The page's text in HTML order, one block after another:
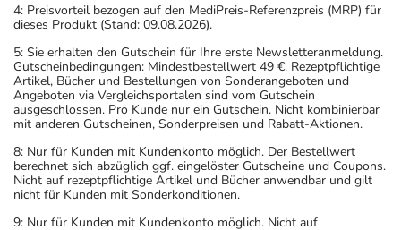
4: Preisvorteil bezogen auf den MediPreis-Referenzpreis (MRP) für
dieses Produkt (Stand: 09.08.2026).
5: Sie erhalten den Gutschein für Ihre erste Newsletteranmeldung.
Gutscheinbedingungen: Mindestbestellwert 49 €. Rezeptpflichtige
Artikel, Bücher und Bestellungen von Sonderangeboten und
Angeboten via Vergleichsportalen sind vom Gutschein
ausgeschlossen. Pro Kunde nur ein Gutschein. Nicht kombinierbar
mit anderen Gutscheinen, Sonderpreisen und Rabatt-Aktionen.
8: Nur für Kunden mit Kundenkonto möglich. Der Bestellwert
berechnet sich abzüglich ggf. eingelöster Gutscheine und Coupons.
Nicht auf rezeptpflichtige Artikel und Bücher anwendbar und gilt
nicht für Kunden mit Sonderkonditionen.
9: Nur für Kunden mit Kundenkonto möglich. Nicht auf